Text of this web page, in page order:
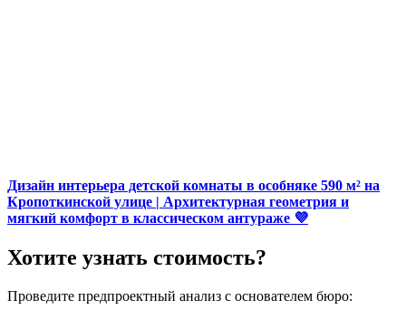
Дизайн интерьера детской комнаты в особняке 590 м² на
Кропоткинской улице | Архитектурная геометрия и
мягкий комфорт в классическом антураже 💜
Хотите узнать стоимость?
Проведите предпроектный анализ с основателем бюро: